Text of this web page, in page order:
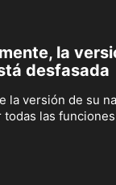
la
desfasada
la versión de su
las